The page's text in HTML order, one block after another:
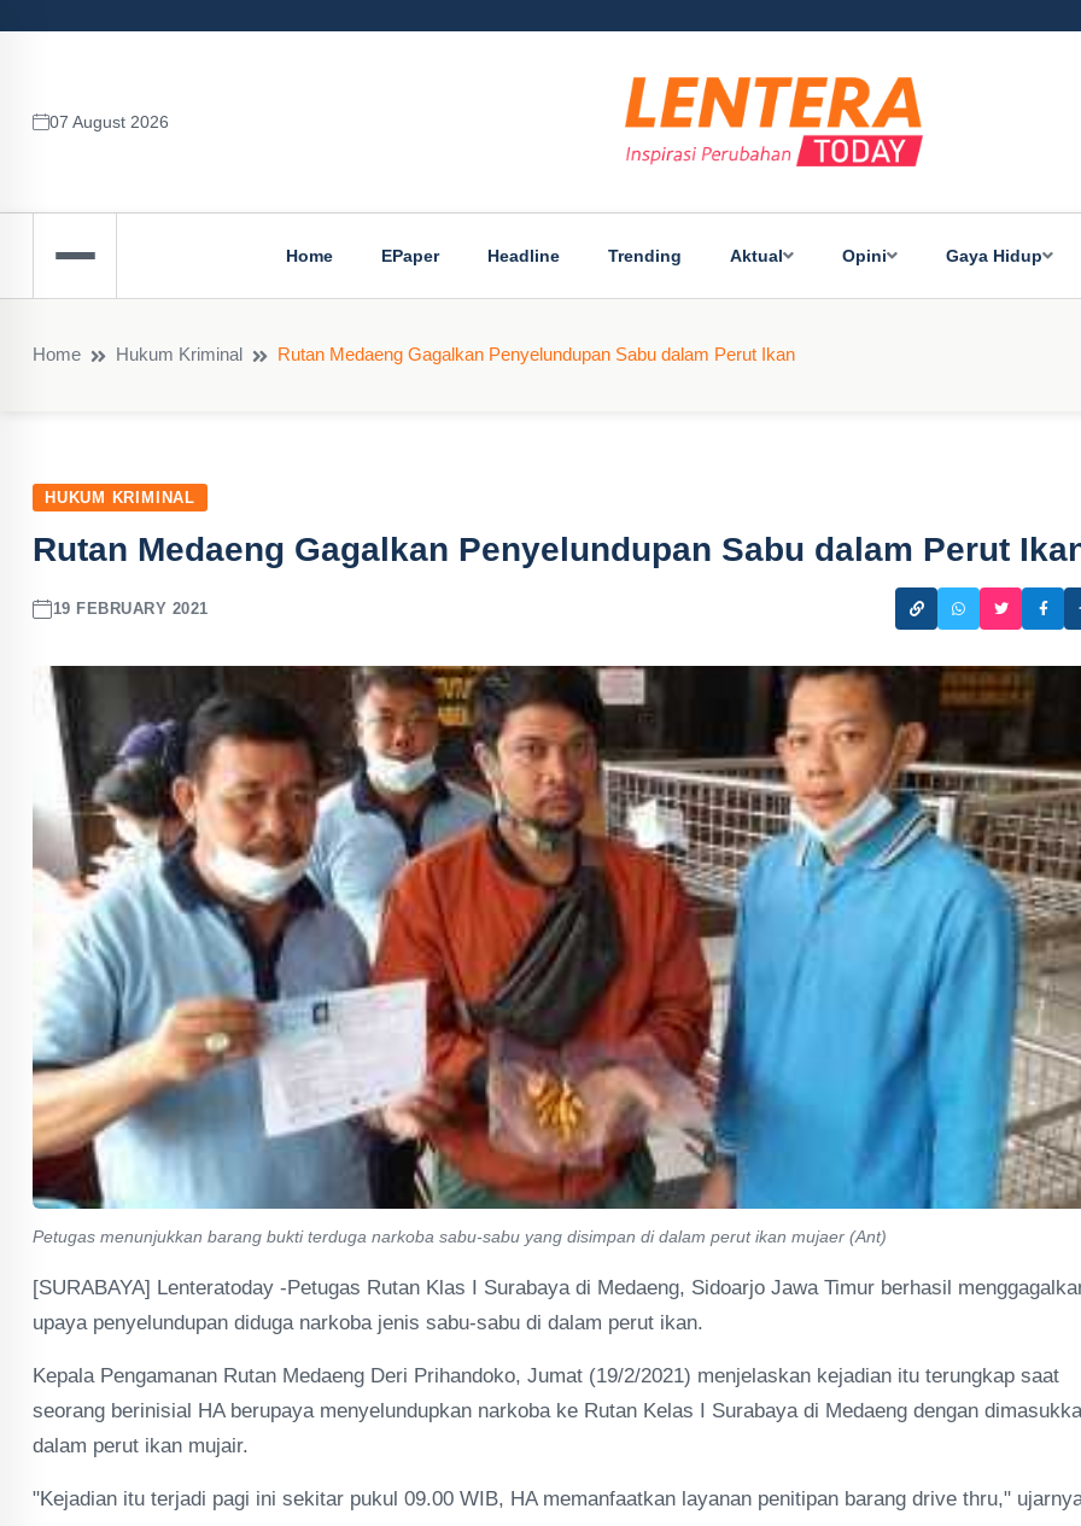
07 August 2026
Home EPaper Headline Trending Aktual Opini Gaya Hidup
Home Hukum Kriminal Rutan Medaeng Gagalkan Penyelundupan Sabu dalam Perut Ikan
HUKUM KRIMINAL
Rutan Medaeng Gagalkan Penyelundupan Sabu dalam Perut
19 FEBRUARY 2021
Petugas menunjukkan barang bukti terduga narkoba sabu-sabu yang disimpan di dalam perut ikan mujaer (Ant)
[SURABAYA] Lenteratoday -Petugas Rutan Klas I Surabaya di Medaeng, Sidoarjo Jawa Timur berhasil
upaya penyelundupan diduga narkoba jenis sabu-sabu di dalam perut ikan.
Kepala Pengamanan Rutan Medaeng Deri Prihandoko, Jumat (19/2/2021) menjelaskan kejadian itu terungkap saat
seorang berinisial HA berupaya menyelundupkan narkoba ke Rutan Kelas I Surabaya di Medaeng dengan
dalam perut ikan mujair.
"Kejadian itu terjadi pagi ini sekitar pukul 09.00 WIB, HA memanfaatkan layanan penitipan barang drive thru,"